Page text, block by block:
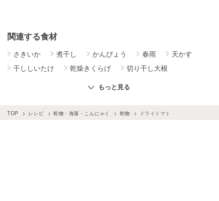
関連する食材
さきいか 煮干し かんぴょう 春雨
天かす
干ししいたけ
乾燥きくらげ
切り干し大根
ドライパセリ
もっと見る
TOP レシピ 乾物・海藻・こんにゃく 乾物 ドライトマト